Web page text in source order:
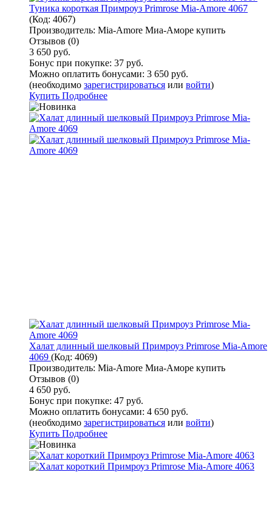
Туника короткая Примроуз Primrose Mia-Amore 4067
(Код: 4067)
Производитель: Mia-Amore Миа-Аморе купить
Отзывов (0)
3 650 руб.
Бонус при покупке: 37 руб.
Можно оплатить бонусами: 3 650 руб.
(необходимо зарегистрироваться или войти)
Купить Подробнее
Халат длинный шелковый Примроуз Primrose Mia-Amore
4069 (Код: 4069)
Производитель: Mia-Amore Миа-Аморе купить
Отзывов (0)
4 650 руб.
Бонус при покупке: 47 руб.
Можно оплатить бонусами: 4 650 руб.
(необходимо зарегистрироваться или войти)
Купить Подробнее